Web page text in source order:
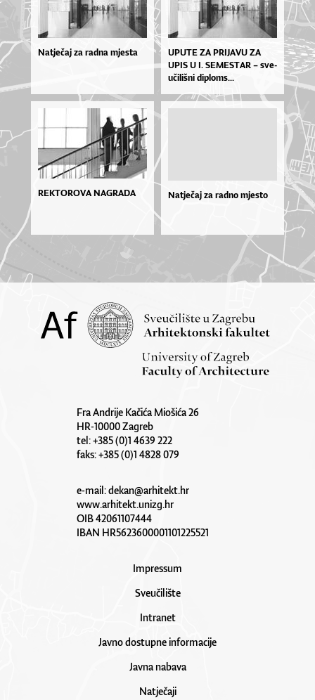
Natječaj za radna mjesta
UPU­TE ZA PRI­JA­VU ZA
UPIS U I. SE­MES­TAR – sve­
u­či­liš­ni di­plo­ms...
REKTOROVA NAGRADA Natječaj za radno mjesto
Fra Andrije Kačića Miošića 26
HR-10000 Zagreb
tel: +385 (0)1 4639 222
faks: +385 (0)1 4828 079
e-mail:dekan@arhitekt.hr
www.arhitekt.unizg.hr
OIB 42061107444
IBAN HR5623600001101225521
Impressum
Sveučilište
Intranet
Javno dostupne informacije
Javna nabava
Natječaji